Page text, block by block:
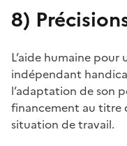
8)
L’aide humaine pour
indépendant
l’adaptation de son
financement au titre
situation de travail.